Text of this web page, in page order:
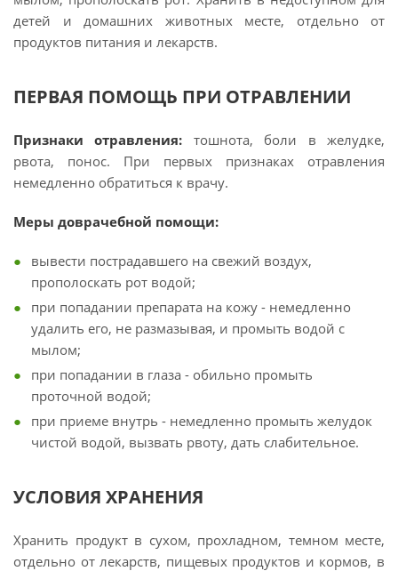
детей и домашних животных месте, отдельно от
продуктов питания и лекарств.
ПЕРВАЯ ПОМОЩЬ ПРИ ОТРАВЛЕНИИ
Признаки отравления: тошнота, боли в желудке,
рвота, понос. При первых признаках отравления
немедленно обратиться к врачу.
Меры доврачебной помощи:
вывести пострадавшего на свежий воздух,
прополоскать рот водой;
при попадании препарата на кожу - немедленно
удалить его, не размазывая, и промыть водой с
мылом;
при попадании в глаза - обильно промыть
проточной водой;
при приеме внутрь - немедленно промыть желудок
чистой водой, вызвать рвоту, дать слабительное.
УСЛОВИЯ ХРАНЕНИЯ
Хранить продукт в сухом, прохладном, темном месте,
отдельно от лекарств, пищевых продуктов и кормов, в